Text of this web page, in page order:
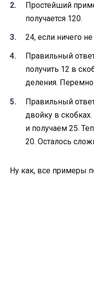
Простейший
получается 120.
24, если ничего не
Правильный
получить 12 в
деления.
Правильный
двойку в
и получаем 25.
20. Осталось
Ну как, все примеры